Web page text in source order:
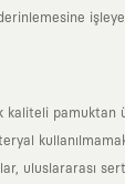
kaliteli pamuktan
uluslararası